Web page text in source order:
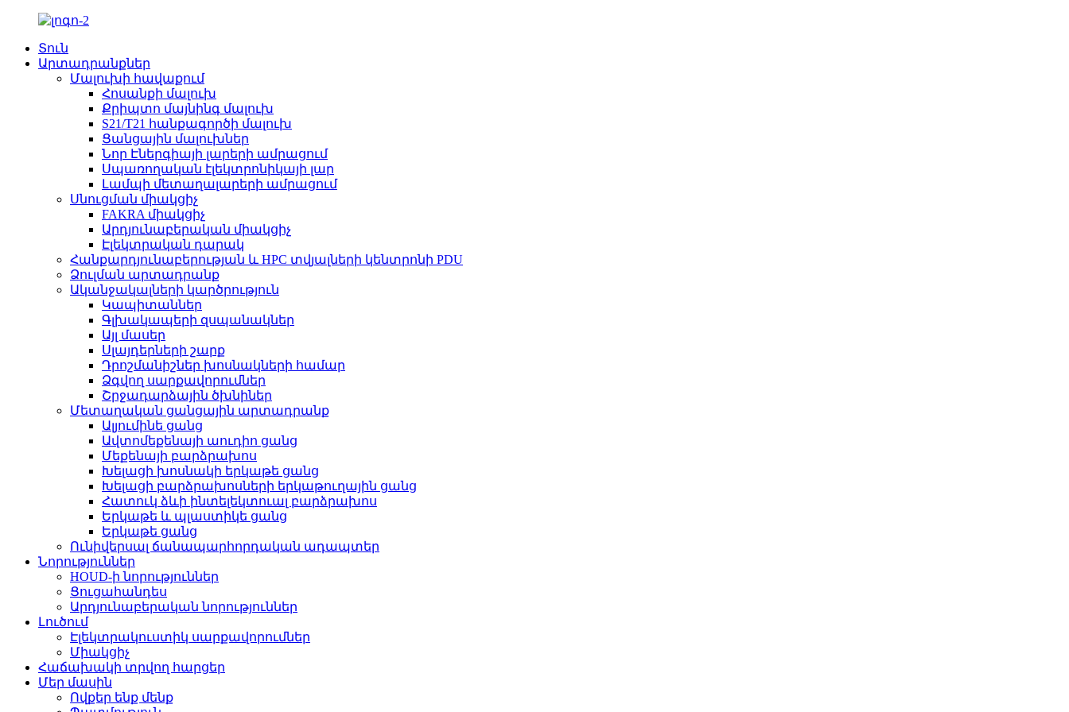
Տուն
Արտադրանքներ
Մալուխի հավաքում
Հոսանքի մալուխ
Քրիպտո մայնինգ մալուխ
S21/T21 հանքագործի մալուխ
Ցանցային մալուխներ
Նոր Էներգիայի լարերի ամրացում
Սպառողական էլեկտրոնիկայի լար
Լամպի մետաղալարերի ամրացում
Սնուցման միակցիչ
FAKRA միակցիչ
Արդյունաբերական միակցիչ
Էլեկտրական դարակ
Հանքարդյունաբերության և HPC տվյալների կենտրոնի PDU
Ձուլման արտադրանք
Ականջակալների կարծրություն
Կապիտաններ
Գլխակապերի զսպանակներ
Այլ մասեր
Սլայդերների շարք
Դրոշմանիշներ խոսնակների համար
Ձգվող սարքավորումներ
Շրջադարձային ծխնիներ
Մետաղական ցանցային արտադրանք
Ալյումինե ցանց
Ավտոմեքենայի աուդիո ցանց
Մեքենայի բարձրախոս
Խելացի խոսնակի երկաթե ցանց
Խելացի բարձրախոսների երկաթուղային ցանց
Հատուկ ձևի ինտելեկտուալ բարձրախոս
Երկաթե և պլաստիկե ցանց
Երկաթե ցանց
Ունիվերսալ ճանապարհորդական ադապտեր
Նորություններ
HOUD-ի նորություններ
Ցուցահանդես
Արդյունաբերական նորություններ
Լուծում
Էլեկտրակուստիկ սարքավորումներ
Միակցիչ
Հաճախակի տրվող հարցեր
Մեր մասին
Ովքեր ենք մենք